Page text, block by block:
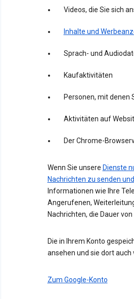
Videos, die Sie sich
Inhalte und
Sprach- und
Kaufaktivitäten
Personen, mit denen
Aktivitäten auf
Der Chrome-
Wenn Sie unsere Dienste
Nachrichten zu senden
Informationen wie Ihre
Angerufenen,
Nachrichten, die Dauer
Die in Ihrem Konto
ansehen und sie dort auch
Zum Google-Konto